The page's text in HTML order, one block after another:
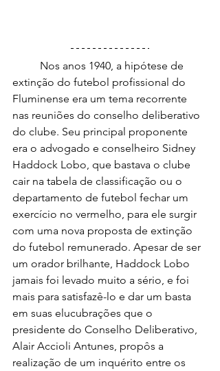
extinção do futebol profissional do
Fluminense era um tema recorrente
nas reuniões do conselho deliberativo
do clube. Seu principal proponente
era o advogado e conselheiro Sidney
Haddock Lobo, que bastava o clube
cair na tabela de classificação ou o
departamento de futebol fechar um
exercício no vermelho, para ele surgir
com uma nova proposta de extinção
do futebol remunerado. Apesar de ser
um orador brilhante, Haddock Lobo
jamais foi levado muito a sério, e foi
mais para satisfazê-lo e dar um basta
em suas elucubrações que o
presidente do Conselho Deliberativo,
Alair Accioli Antunes, propôs a
realização de um inquérito entre os